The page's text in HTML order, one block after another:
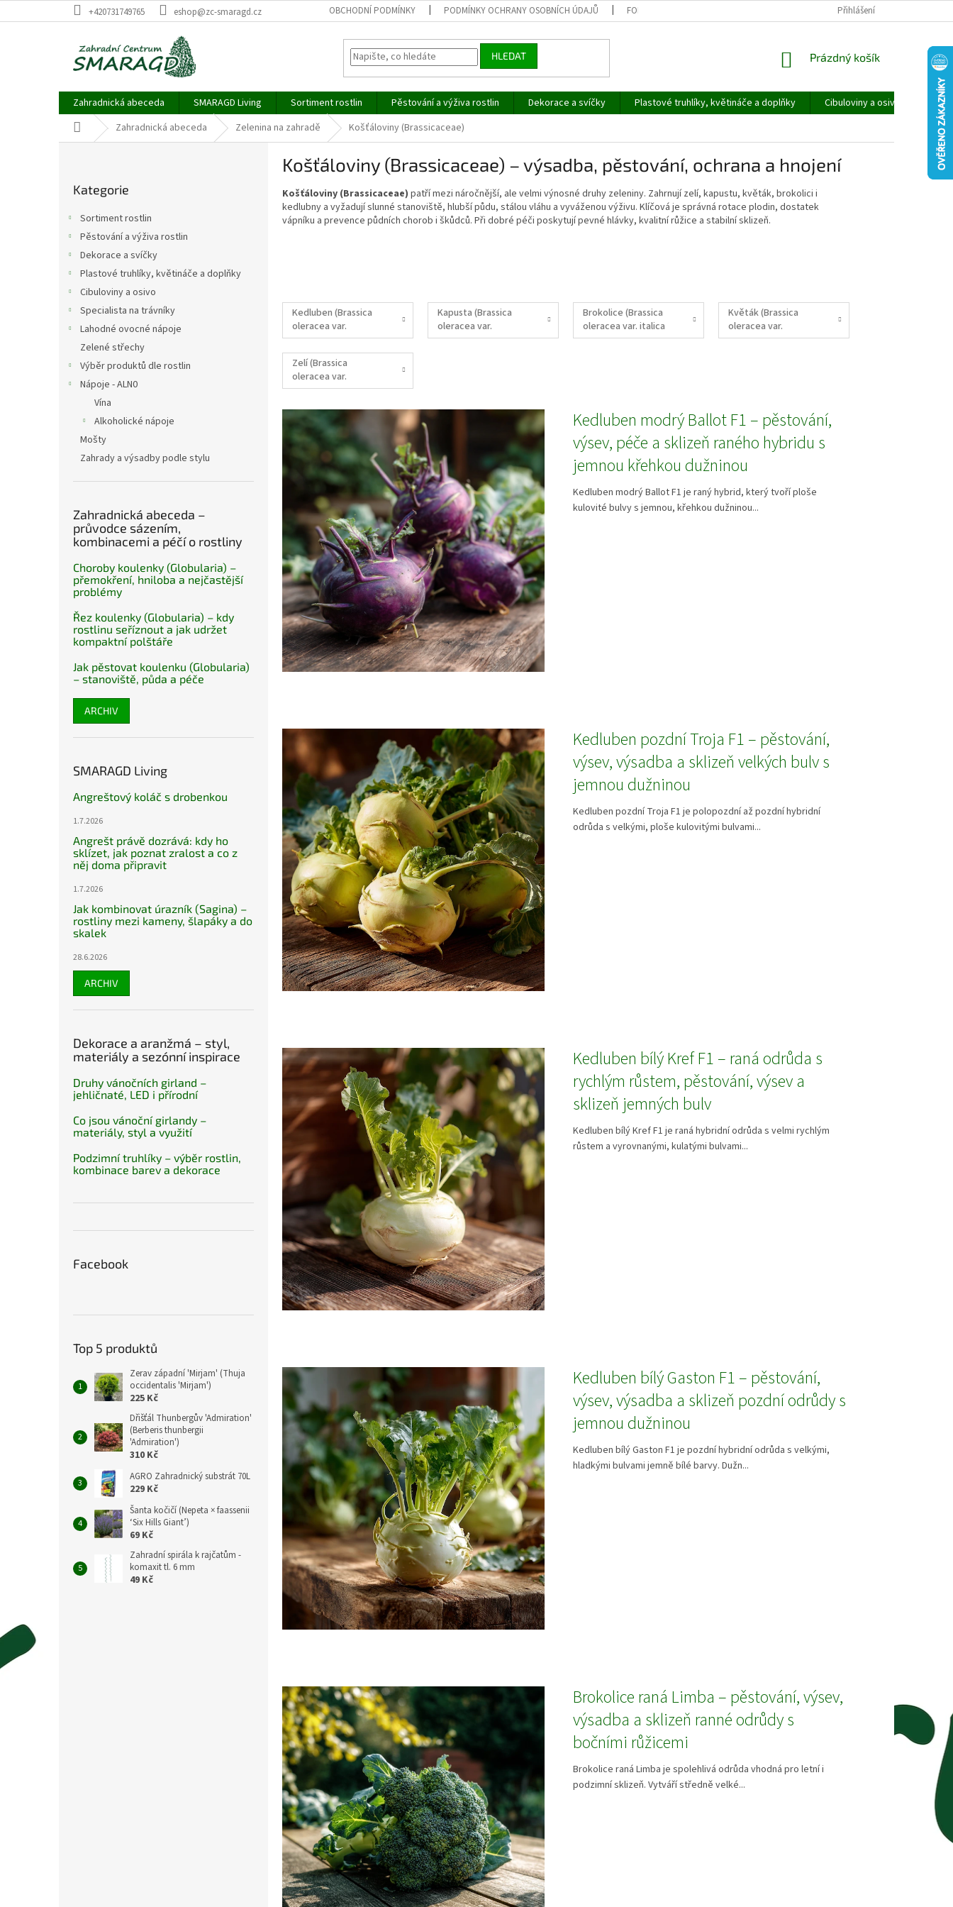
na
+420731749765 eshop@zc-smaragd.cz OBCHODNÍ PODMÍNKY PODMÍNKY OCHRANY OSOBNÍCH ÚDAJŮ FORMULÁŘ PRO UPLATNĚNÍ REKLAMACE REKLAMAČNÍ ŘÁD
Přihlášení
HLEDAT
NÁKUPNÍ
Prázdný košík
Zahradnická abeceda SMARAGD Living Sortiment rostlin Pěstování a výživa rostlin Dekorace a svíčky Plastové truhlíky, květináče a doplňky Cibuloviny a osivo
Domů Zahradnická abeceda Zelenina na zahradě Košťáloviny (Brassicaceae)
kategorie
Kategorie
Sortiment rostlin
Pěstování a výživa rostlin
Dekorace a svíčky
Plastové truhlíky, květináče a doplňky
Cibuloviny a osivo
Specialista na trávníky
Lahodné ovocné nápoje
Zelené střechy
Výběr produktů dle rostlin
Nápoje - ALN0
Vína
Alkoholické nápoje
Mošty
Zahrady a výsadby podle stylu
Zahradnická abeceda –
průvodce sázením,
kombinacemi a péčí o rostliny
Choroby koulenky (Globularia) –
přemokření, hniloba a nejčastější
problémy
Řez koulenky (Globularia) – kdy
rostlinu seříznout a jak udržet
kompaktní polštáře
Jak pěstovat koulenku (Globularia)
– stanoviště, půda a péče
ARCHIV
SMARAGD Living
Angreštový koláč s drobenkou
1.7.2026
Angrešt právě dozrává: kdy ho
sklízet, jak poznat zralost a co z
něj doma připravit
1.7.2026
Jak kombinovat úrazník (Sagina) –
rostliny mezi kameny, šlapáky a do
skalek
28.6.2026
ARCHIV
Dekorace a aranžmá – styl,
materiály a sezónní inspirace
Druhy vánočních girland –
jehličnaté, LED i přírodní
Co jsou vánoční girlandy –
materiály, styl a využití
Podzimní truhlíky – výběr rostlin,
kombinace barev a dekorace
Facebook
Top 5 produktů
Zerav západní 'Mirjam' (Thuja
occidentalis 'Mirjam')
225 Kč
Dřišťál Thunbergův 'Admiration'
(Berberis thunbergii
'Admiration')
310 Kč
AGRO Zahradnický substrát 70L
229 Kč
Šanta kočičí (Nepeta × faassenii
‘Six Hills Giant’)
69 Kč
Zahradní spirála k rajčatům -
komaxit tl. 6 mm
49 Kč
Košťáloviny (Brassicaceae) – výsadba, pěstování, ochrana a hnojení
Košťáloviny (Brassicaceae) patří mezi náročnější, ale velmi výnosné druhy zeleniny. Zahrnují zelí, kapustu, květák, brokolici i
kedlubny a vyžadují slunné stanoviště, hlubší půdu, stálou vláhu a vyváženou výživu. Klíčová je správná rotace plodin, dostatek
vápníku a prevence půdních chorob i škůdců. Při dobré péči poskytují pevné hlávky, kvalitní růžice a stabilní sklizeň.
Kedluben (Brassica
oleracea var.
gongylodes)
Kapusta (Brassica
oleracea var.
sabauda)
Brokolice (Brassica
oleracea var. italica
Květák (Brassica
oleracea var.
botrytis)
Zelí (Brassica
oleracea var.
capitata)
V
p
i
s
n
k
ů
Kedluben modrý Ballot F1 – pěstování,
výsev, péče a sklizeň raného hybridu s
jemnou křehkou dužninou
Kedluben modrý Ballot F1 je raný hybrid, který tvoří ploše
kulovité bulvy s jemnou, křehkou dužninou...
Kedluben pozdní Troja F1 – pěstování,
výsev, výsadba a sklizeň velkých bulv s
jemnou dužninou
Kedluben pozdní Troja F1 je polopozdní až pozdní hybridní
odrůda s velkými, ploše kulovitými bulvami...
Kedluben bílý Kref F1 – raná odrůda s
rychlým růstem, pěstování, výsev a
sklizeň jemných bulv
Kedluben bílý Kref F1 je raná hybridní odrůda s velmi rychlým
růstem a vyrovnanými, kulatými bulvami...
Kedluben bílý Gaston F1 – pěstování,
výsev, výsadba a sklizeň pozdní odrůdy s
jemnou dužninou
Kedluben bílý Gaston F1 je pozdní hybridní odrůda s velkými,
hladkými bulvami jemně bílé barvy. Dužn...
Brokolice raná Limba – pěstování, výsev,
výsadba a sklizeň ranné odrůdy s
bočními růžicemi
Brokolice raná Limba je spolehlivá odrůda vhodná pro letní i
podzimní sklizeň. Vytváří středně velké...